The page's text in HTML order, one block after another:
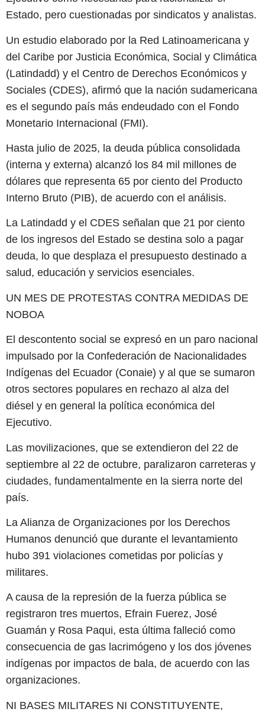
Estado, pero cuestionadas por sindicatos y analistas.
Un estudio elaborado por la Red Latinoamericana y
del Caribe por Justicia Económica, Social y Climática
(Latindadd) y el Centro de Derechos Económicos y
Sociales (CDES), afirmó que la nación sudamericana
es el segundo país más endeudado con el Fondo
Monetario Internacional (FMI).
Hasta julio de 2025, la deuda pública consolidada
(interna y externa) alcanzó los 84 mil millones de
dólares que representa 65 por ciento del Producto
Interno Bruto (PIB), de acuerdo con el análisis.
La Latindadd y el CDES señalan que 21 por ciento
de los ingresos del Estado se destina solo a pagar
deuda, lo que desplaza el presupuesto destinado a
salud, educación y servicios esenciales.
UN MES DE PROTESTAS CONTRA MEDIDAS DE
NOBOA
El descontento social se expresó en un paro nacional
impulsado por la Confederación de Nacionalidades
Indígenas del Ecuador (Conaie) y al que se sumaron
otros sectores populares en rechazo al alza del
diésel y en general la política económica del
Ejecutivo.
Las movilizaciones, que se extendieron del 22 de
septiembre al 22 de octubre, paralizaron carreteras y
ciudades, fundamentalmente en la sierra norte del
país.
La Alianza de Organizaciones por los Derechos
Humanos denunció que durante el levantamiento
hubo 391 violaciones cometidas por policías y
militares.
A causa de la represión de la fuerza pública se
registraron tres muertos, Efrain Fuerez, José
Guamán y Rosa Paqui, esta última falleció como
consecuencia de gas lacrimógeno y los dos jóvenes
indígenas por impactos de bala, de acuerdo con las
organizaciones.
NI BASES MILITARES NI CONSTITUYENTE,